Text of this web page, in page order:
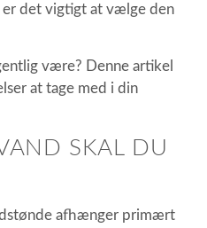
er det vigtigt at vælge den
være? Denne artikel
at tage med i din
SKAL DU
afhænger primært